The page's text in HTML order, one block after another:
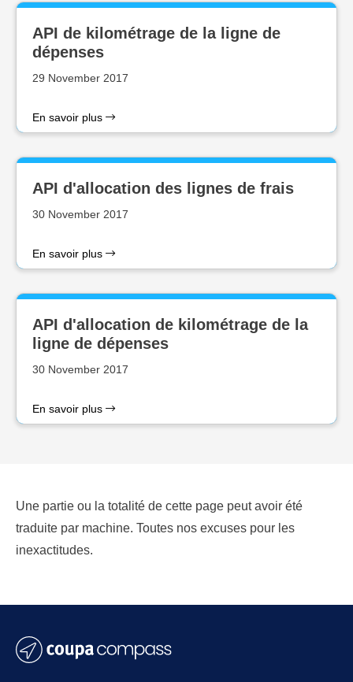
API de kilométrage de la ligne de
dépenses
29 November 2017
En savoir plus
API d'allocation des lignes de frais
30 November 2017
En savoir plus
API d'allocation de kilométrage de la
ligne de dépenses
30 November 2017
En savoir plus
Une partie ou la totalité de cette page peut avoir été
traduite par machine. Toutes nos excuses pour les
inexactitudes.